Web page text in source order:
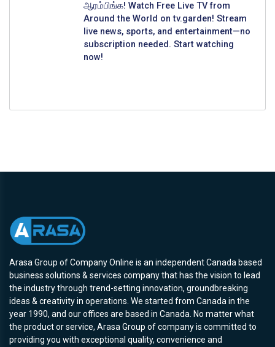
ஆரம்பிங்க! Watch Free Live TV from
Around the World on tv.garden! Stream
live news, sports, and entertainment—no
subscription needed. Start watching
now!
Arasa Group of Company Online is an independent Canada based
business solutions & services company that has the vision to lead
the industry through trend-setting innovation, groundbreaking
ideas & creativity in operations. We started from Canada in the
year 1990, and our offices are based in Canada. No matter what
the product or service, Arasa Group of company is committed to
providing you with exceptional quality, convenience and